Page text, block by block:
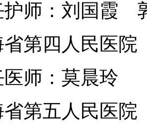
师：刘国霞
四人民医院
师：莫晨玲
五人民医院